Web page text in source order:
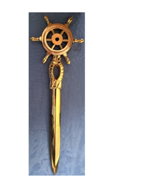
image slideshow Items